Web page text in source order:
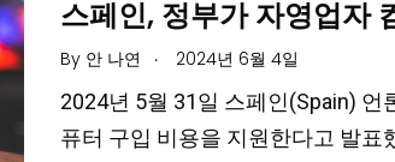
스페인, 정부가 자영업자
By 안 나연 . 2024년 6월 4일
2024년 5월 31일 스페인(Spain) 언
퓨터 구입 비용을 지원한다고 발표